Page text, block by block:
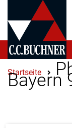
Startseite
Bayern